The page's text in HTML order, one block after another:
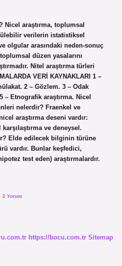
Nicel araştırma, toplumsal
verilerin istatistiksel
olgular arasındaki neden-sonuç
düzen yasalarını
Nitel araştırma türleri
VERİ KAYNAKLARI 1 –
2 – Gözlem. 3 – Odak
– Etnografik araştırma. Nicel
nelerdir? Fraenkel ve
araştırma deseni vardır:
ve deneysel.
Elde edilecek bilginin türüne
vardır. Bunlar keşfedici,
test eden) araştırmalardır.
2 Yorum
https://bocu.com.tr Sitemap